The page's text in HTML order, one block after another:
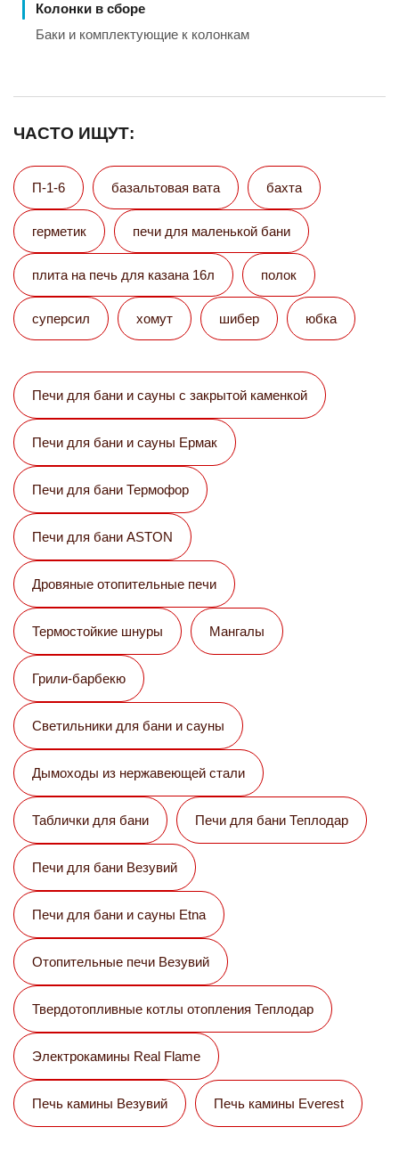
Колонки в сборе
Баки и комплектующие к колонкам
ЧАСТО ИЩУТ:
П-1-6 базальтовая вата бахта
герметик печи для маленькой бани
плита на печь для казана 16л полок
суперсил хомут шибер юбка
Печи для бани и сауны с закрытой каменкой
Печи для бани и сауны Eрмак
Печи для бани Термофор
Печи для бани ASTON
Дровяные отопительные печи
Термостойкие шнуры Мангалы
Грили-барбекю
Светильники для бани и сауны
Дымоходы из нержавеющей стали
Таблички для бани Печи для бани Теплодар
Печи для бани Везувий
Печи для бани и сауны Etna
Отопительные печи Везувий
Твердотопливные котлы отопления Теплодар
Электрокамины Real Flame
Печь камины Везувий Печь камины Everest